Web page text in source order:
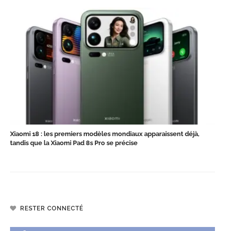
Xiaomi 18 : les premiers modèles mondiaux apparaissent déjà,
tandis que la Xiaomi Pad 8s Pro se précise
RESTER CONNECTÉ